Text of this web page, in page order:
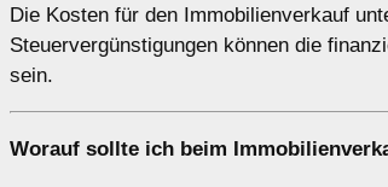
Die Kosten für den Immobilienverkauf
Steuervergünstigungen können die
sein.
Worauf sollte ich beim